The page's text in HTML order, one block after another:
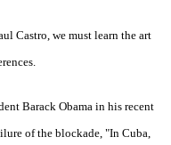
Castro, we must learn the art
Barack Obama in his recent
of the blockade, "In Cuba,